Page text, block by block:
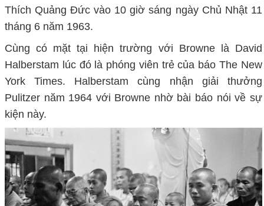
Thích Quảng Đức vào 10 giờ sáng ngày Chủ Nhật 11
tháng 6 năm 1963.
Cùng có mặt tại hiện trường với Browne là David
Halberstam lúc đó là phóng viên trẻ của báo The New
York Times. Halberstam cùng nhận giải thưởng
Pulitzer năm 1964 với Browne nhờ bài báo nói về sự
kiện này.